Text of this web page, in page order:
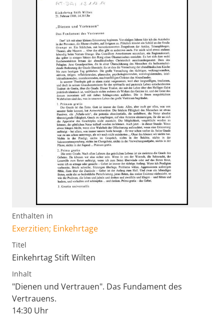
Enthalten in
Exerzitien; Einkehrtage
Titel
Einkehrtag Stift Wilten
Inhalt
"Dienen und Vertrauen". Das Fundament des
Vertrauens.
14:30 Uhr